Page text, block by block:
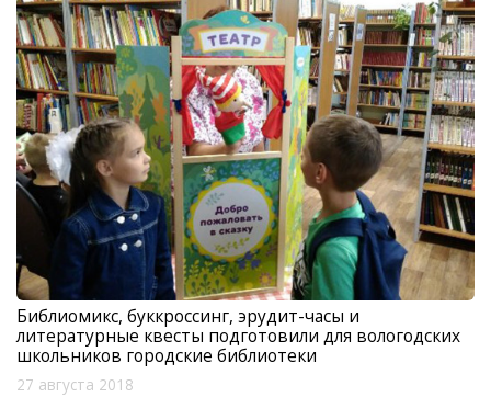
Библиомикс, буккроссинг, эрудит-часы и
литературные квесты подготовили для вологодских
школьников городские библиотеки
27 августа 2018